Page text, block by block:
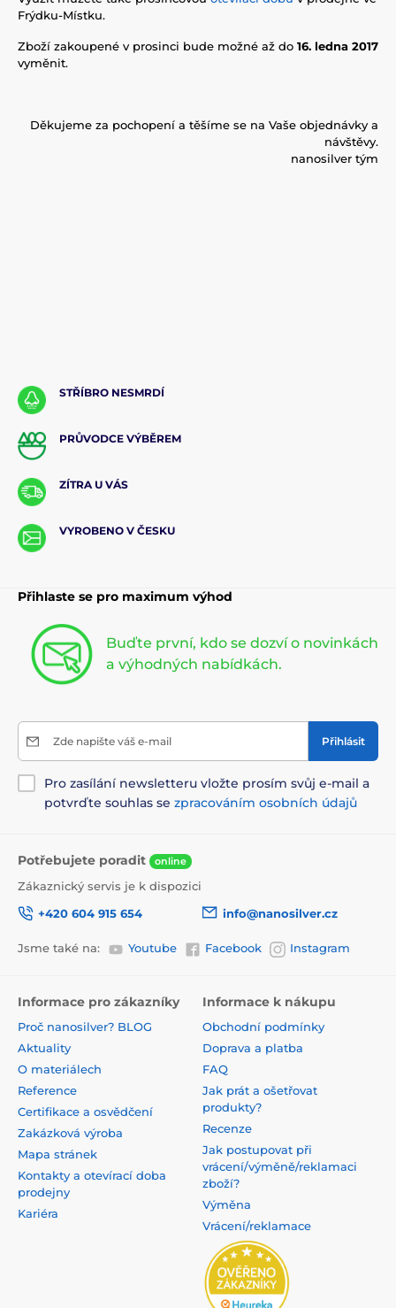
Frýdku-Místku.
Zboží zakoupené v prosinci bude možné až do 16. ledna 2017
vyměnit.
Děkujeme za pochopení a těšíme se na Vaše objednávky a
návštěvy.
nanosilver tým
STŘÍBRO NESMRDÍ
PRŮVODCE VÝBĚREM
ZÍTRA U VÁS
VYROBENO V ČESKU
Přihlaste se pro maximum výhod
Buďte první, kdo se dozví o novinkách
a výhodných nabídkách.
Zde napište váš e-mail Přihlásit
Pro zasílání newsletteru vložte prosím svůj e-mail a
potvrďte souhlas se zpracováním osobních údajů
Potřebujete poradit online
Zákaznický servis je k dispozici
+420 604 915 654
info@nanosilver.cz
Jsme také na: Youtube Facebook Instagram
Informace pro zákazníky
Proč nanosilver? BLOG
Aktuality
O materiálech
Reference
Certifikace a osvědčení
Zakázková výroba
Mapa stránek
Kontakty a otevírací doba
prodejny
Kariéra
Informace k nákupu
Obchodní podmínky
Doprava a platba
FAQ
Jak prát a ošetřovat
produkty?
Recenze
Jak postupovat při
vrácení/výměně/reklamaci
zboží?
Výměna
Vrácení/reklamace